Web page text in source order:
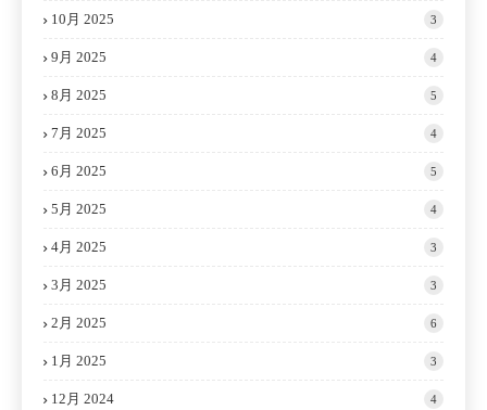
10月 2025 3
9月 2025 4
8月 2025 5
7月 2025 4
6月 2025 5
5月 2025 4
4月 2025 3
3月 2025 3
2月 2025 6
1月 2025 3
12月 2024 4